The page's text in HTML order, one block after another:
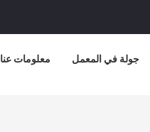
معلومات عنا جولة في المعمل